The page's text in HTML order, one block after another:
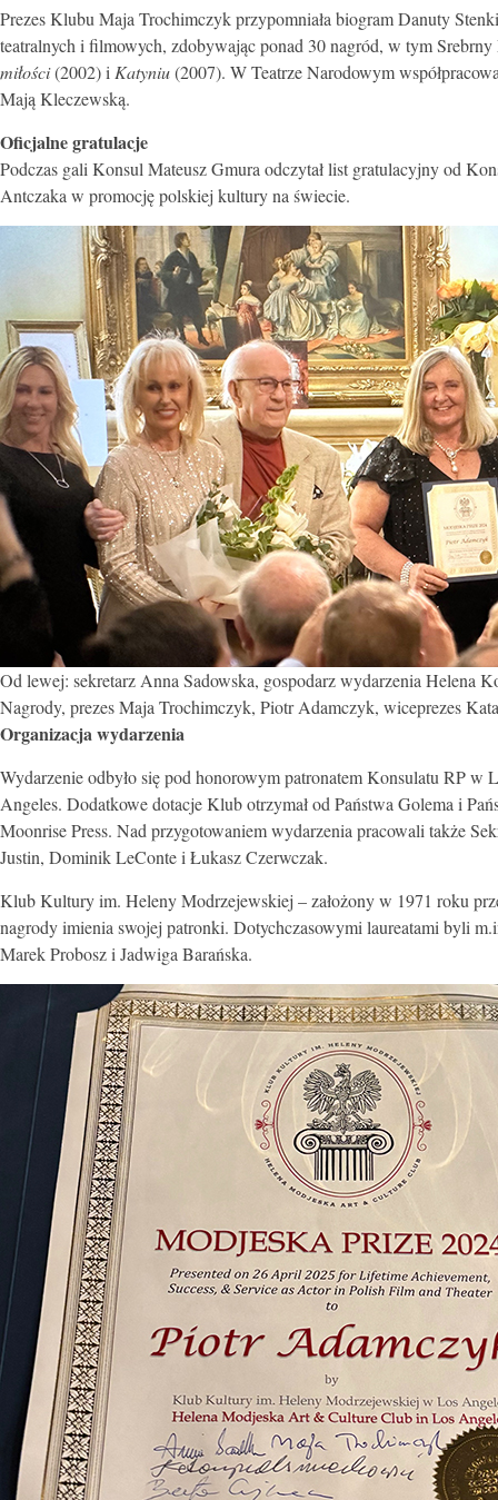
Prezes Klubu Maja Trochimczyk przypomniała biogram Danuty
teatralnych i filmowych, zdobywając ponad 30 nagród, w tym
miłości(2002) i Katyniu(2007). W Teatrze Narodowym
Mają Kleczewską.
Oficjalne gratulacje
Podczas gali Konsul Mateusz Gmura odczytał list gratulacyjny od
Antczaka w promocję polskiej kultury na świecie.
Od lewej: sekretarz Anna Sadowska, gospodarz wydarzenia
Nagrody, prezes Maja Trochimczyk, Piotr Adamczyk, wiceprezes
Organizacja wydarzenia
Wydarzenie odbyło się pod honorowym patronatem Konsulatu RP w
Angeles. Dodatkowe dotacje Klub otrzymał od Państwa Golema i
Moonrise Press. Nad przygotowaniem wydarzenia pracowali także
Justin, Dominik LeConte i Łukasz Czerwczak.
Klub Kultury im. Heleny Modrzejewskiej – założony w 1971 roku
nagrody imienia swojej patronki. Dotychczasowymi laureatami byli
Marek Probosz i Jadwiga Barańska.